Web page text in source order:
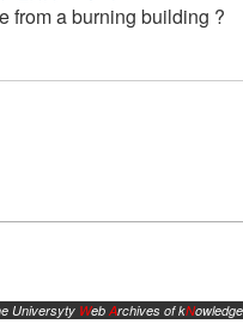
from a burning building ?
Universyty WebArchives of kNowledge